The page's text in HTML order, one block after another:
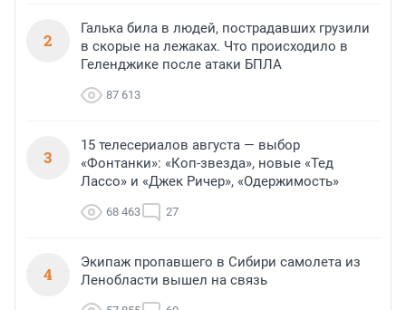
2
Галька била в людей, пострадавших грузили
в скорые на лежаках. Что происходило в
Геленджике после атаки БПЛА
87 613
3
15 телесериалов августа — выбор
«Фонтанки»: «Коп-звезда», новые «Тед
Лассо» и «Джек Ричер», «Одержимость»
68 463 27
4
Экипаж пропавшего в Сибири самолета из
Ленобласти вышел на связь